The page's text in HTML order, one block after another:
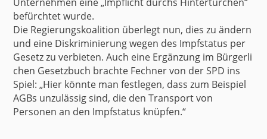
Unternehmen eine „Impflicht durchs Hintertürchen“
befürchtet wurde.
Die Regierungskoalition überlegt nun, dies zu ändern
und eine Diskriminierung wegen des Impfstatus per
Gesetz zu verbieten. Auch eine Ergänzung im Bürgerli
chen Gesetzbuch brachte Fechner von der SPD ins
Spiel: „Hier könnte man festlegen, dass zum Beispiel
AGBs unzulässig sind, die den Transport von
Personen an den Impfstatus knüpfen.“